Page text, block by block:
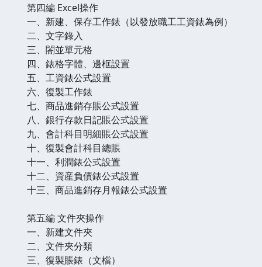
第四編 Excel操作
一、新建、保存工作錶（以發放職工工資錶為例）
二、文字錄入
三、閤並單元格
四、錶格字體、邊框設置
五、工資錶公式設置
六、復製工作錶
七、商品進銷存賬公式設置
八、銀行存款日記賬公式設置
九、會計科目明細賬公式設置
十、復製會計科目總賬
十一、利潤錶公式設置
十二、資産負債錶公式設置
十三、商品進銷存月報錶公式設置
第五編 文件夾操作
一、新建文件夾
二、文件夾分類
三、復製賬錶（文檔）